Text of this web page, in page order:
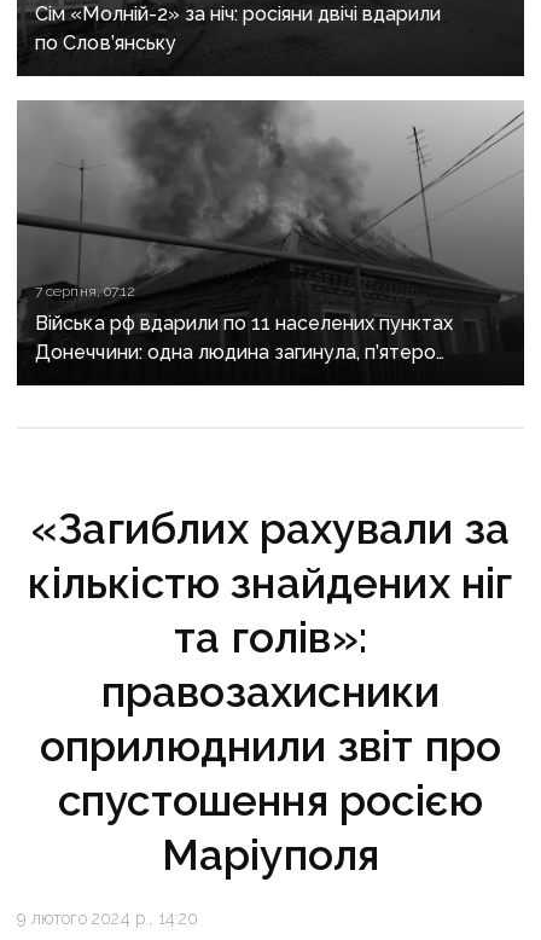
Сім «Молній-2» за ніч: росіяни двічі вдарили
по Слов’янську
7 серпня, 07:12
Війська рф вдарили по 11 населених пунктах
Донеччини: одна людина загинула, п’ятеро
поранені
«Загиблих рахували за
кількістю знайдених ніг
та голів»:
правозахисники
оприлюднили звіт про
спустошення росією
Маріуполя
9 лютого 2024 р., 14:20